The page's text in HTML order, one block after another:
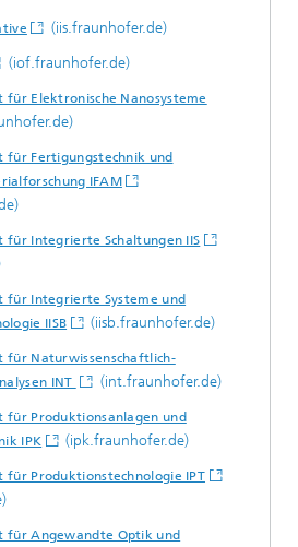
(iis.fraunhofer.de)
(iof.fraunhofer.de)
Elektronische Nanosysteme
für Fertigungstechnik und
IFAM
für Integrierte Schaltungen IIS
für Integrierte Systeme und
IISB
(iisb.fraunhofer.de)
für Naturwissenschaftlich-
INT
(int.fraunhofer.de)
für Produktionsanlagen und
IPK
(ipk.fraunhofer.de)
für Produktionstechnologie IPT
für Angewandte Optik und